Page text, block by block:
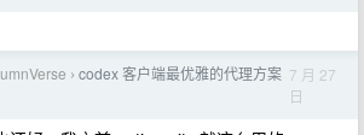
› codex 客户端最优雅的代理方案 7 月 27
日